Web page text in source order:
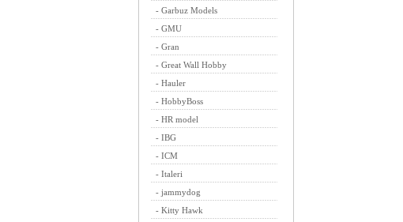
- Garbuz Models
- GMU
- Gran
- Great Wall Hobby
- Hauler
- HobbyBoss
- HR model
- IBG
- ICM
- Italeri
- jammydog
- Kitty Hawk